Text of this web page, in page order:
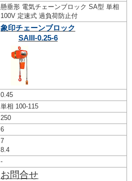
懸垂形 電気チェーンブロック SA型 単相
100V 定速式 過負荷防止付
象印チェーンブロック
SAIII-0.25-6
0.45
単相 100-115
250
6
7
8.4
-
お問合せ